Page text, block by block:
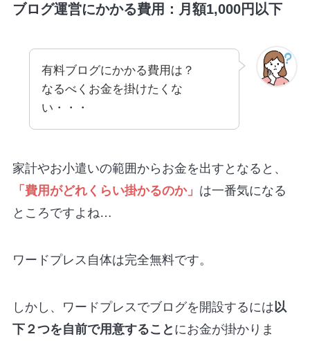
ブログ運営にかかる費用：月額1,000円以下
有料ブログにかかる費用は？
なるべくお金を掛けたくな
い・・・
家計やお小遣いの範囲からお金を出すとなると、
「費用がどれくらい掛かるのか」 は一番気になる
ところですよね…
ワードプレス自体は完全無料です。
しかし、ワードプレスでブログを開設するには 以
下２つを自前で用意すること にお金が掛かりま